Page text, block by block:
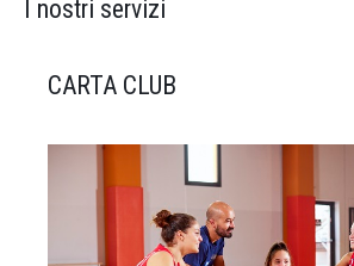
I nostri servizi
CARTA CLUB